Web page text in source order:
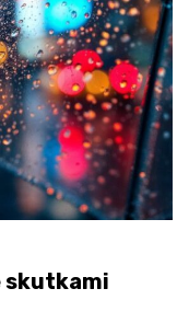
skutkami